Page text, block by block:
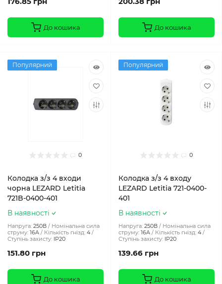
До кошика До кошика
Популярний
0
Колодка з/з 4 входи
чорна LEZARD Letitia
721B-0400-401
В наявності
Напруга: 250В
Номінальна сила
струму: 16A Кількість гнізд: 4
Ступінь захисту: IP20
151.80 грн
До кошика
Популярний
0
Колодка з/з 4 входу
LEZARD Letitia 721-0400-
401
В наявності
Напруга: 250В
Номінальна сила
струму: 16A Кількість гнізд: 4
Ступінь захисту: IP20
139.66 грн
До кошика